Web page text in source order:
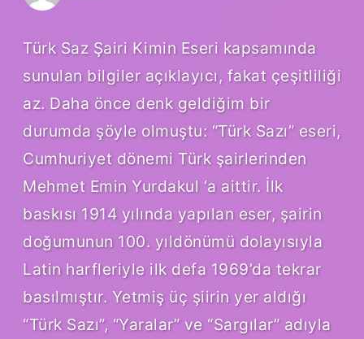
Türk Saz Şairi Kimin Eseri kapsamında
sunulan bilgiler açıklayıcı, fakat çeşitliliği
az. Daha önce denk geldiğim bir
durumda şöyle olmuştu: “Türk Sazı” eseri,
Cumhuriyet dönemi Türk şairlerinden
Mehmet Emin Yurdakul ‘a aittir. İlk
baskısı 1914 yılında yapılan eser, şairin
doğumunun 100. yıldönümü dolayısıyla
Latin harfleriyle ilk defa 1969’da tekrar
basılmıştır. Yetmiş üç şiirin yer aldığı
“Türk Sazı”, “Yaralar” ve “Sargılar” adıyla